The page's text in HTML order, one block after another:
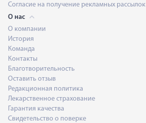
Согласие на получение рекламных рассылок
О нас
О компании
История
Команда
Контакты
Благотворительность
Оставить отзыв
Редакционная политика
Лекарственное страхование
Гарантия качества
Свидетельство о поверке